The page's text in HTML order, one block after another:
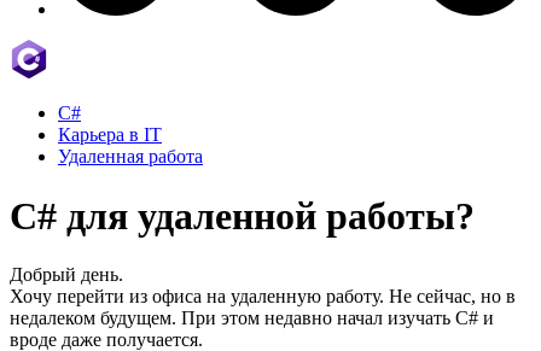
C#
Карьера в IT
Удаленная работа
C# для удаленной работы?
Добрый день.
Хочу перейти из офиса на удаленную работу. Не сейчас, но в
недалеком будущем. При этом недавно начал изучать C# и
вроде даже получается.